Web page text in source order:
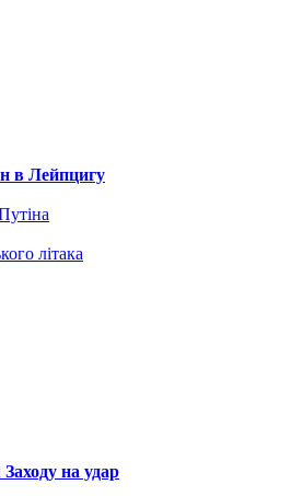
в Лейпцигу
літака
на удар